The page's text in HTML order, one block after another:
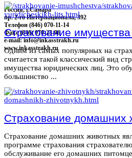
Россия, г.Самара
пр. 2-го Интернационала, 392
Телефон (846) 070-11-14
Факс (846) 070-23-96
e-mail: info@inkasstrakh.ru
www.inkasstrakh.ru
Страхование
Одним из самых популярных на
считается такой классический вид
имущества юридических лиц. Это
большинство ...
Страхование домашних
Страхование домашних животных
программе страхования
обслуживание его домашних